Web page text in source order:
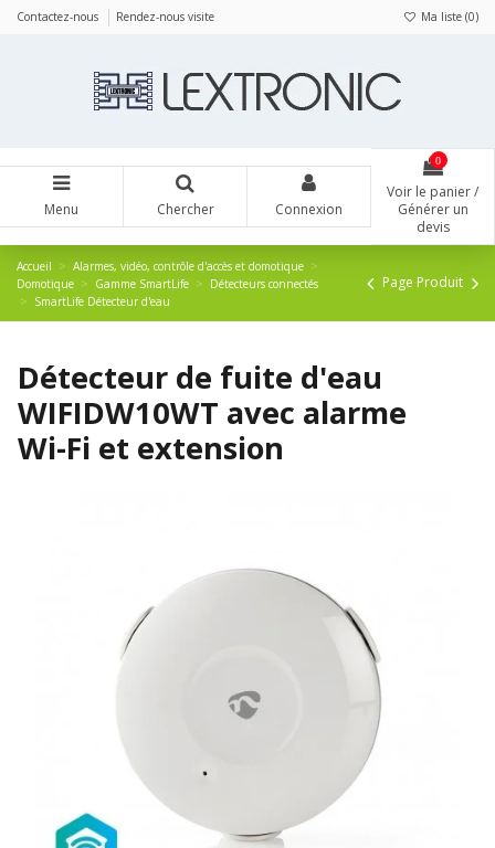
Contactez-nous Rendez-nous visite Ma liste (0)
Menu Chercher Connexion
0
Voir le panier /
Générer un
devis
Accueil
Alarmes, vidéo, contrôle d'accès et domotique
Domotique
Gamme SmartLife
Détecteurs connectés
SmartLife Détecteur d'eau
Page Produit
Détecteur de fuite d'eau
WIFIDW10WT avec alarme
Wi-Fi et extension
Panneau de gestion des cookies